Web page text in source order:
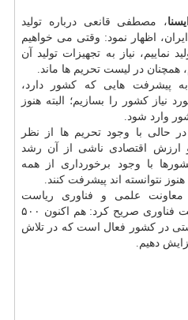
، مصطفی قانعی درباره تولید
اظهار نمود: وقتی می خواهیم
نماییم، نیاز به تجهیزات تولید آن
همچنان در لیست تحریم ها ماند.
پیشرفت هایی كه كشور دارد،
نیاز كشور را بسازیم؛ البته هنوز
وارد شود.
حالی با وجود تحریم ها از نظر
ارزش اقتصادی ناشی از آن رشد
با وجود برخورداری از همه
نتوانسته اند پیشرفت كنند.
معاونت علمی و فناوری ریاست
جمهوری، دبیر ستاد توسعه زیست فناوری صریح كرد: هم اكنون ۵۰۰
در كشور فعال است كه در تلاش
دهیم.